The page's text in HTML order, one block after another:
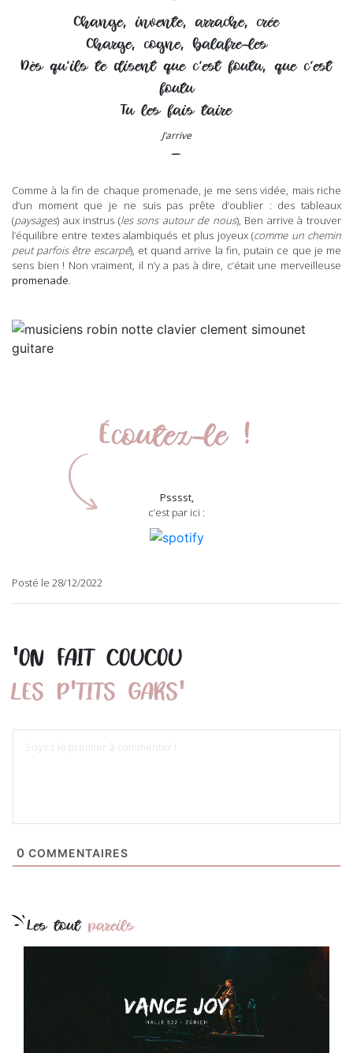
Change, invente, arrache, crée
Charge, cogne, balafre-les
Dès qu’ils te disent que c’est foutu, que c’est
foutu
Tu les fais taire
J’arrive
–
Comme à la fin de chaque promenade, je me sens vidée, mais riche
d’un moment que je ne suis pas prête d’oublier : des tableaux
(paysages) aux instrus (les sons autour de nous), Ben arrive à trouver
l’équilibre entre textes alambiqués et plus joyeux (comme un chemin
peut parfois être escarpé), et quand arrive la fin, putain ce que je me
sens bien ! Non vraiment, il n’y a pas à dire, c’était une merveilleuse
promenade.
Écoutez-le !
Psssst,
c’est par ici :
Posté le 28/12/2022
'ON FAIT COUCOU
LES P'TITS GARS'
0 COMMENTAIRES
Les tout pareils